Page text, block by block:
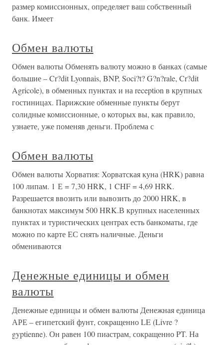
размер комиссионных, определяет ваш собственный
банк. Имеет
Обмен валюты
Обмен валюты Обменять валюту можно в банках (самые
большие – Cr?dit Lyonnais, BNP, Soci?t? G?n?rale, Cr?dit
Agricole), в обменных пунктах и на reception в крупных
гостиницах. Парижские обменные пункты берут
солидные комиссионные, о которых вы, как правило,
узнаете, уже поменяв деньги. Проблема с
Обмен валюты
Обмен валюты Хорватия: Хорватская куна (HRK) равна
100 липам. 1 Е = 7,30 HRK, 1 CHF = 4,69 HRK.
Разрешается ввозить или вывозить до 2000 HRK, в
банкнотах максимум 500 HRK.В крупных населенных
пунктах и туристических центрах есть банкоматы, где
можно по карте ЕС снять наличные. Деньги
обмениваются
Денежные единицы и обмен
валюты
Денежные единицы и обмен валюты Денежная единица
АРЕ – египетский фунт, сокращенно LE (Livre ?
gyptienne). Он равен 100 пиастрам, сокращенно PT. На